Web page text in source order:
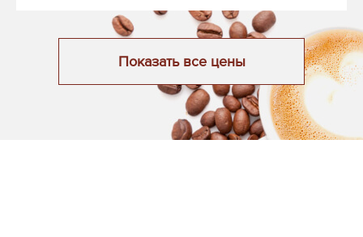
Показать все цены